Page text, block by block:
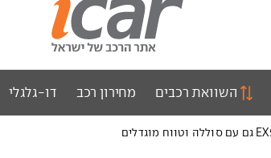
השוואת רכבים מחירון רכב דו-גלגלי